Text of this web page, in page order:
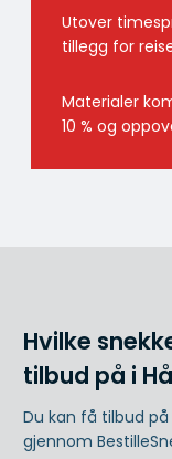
Utover
tillegg for
Materialer
10 % og
Hvilke
tilbud på i
Du kan få tilbud
gjennom